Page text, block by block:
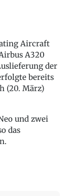
Aircraft
A320
der
bereits
(20. März)
und zwei
das